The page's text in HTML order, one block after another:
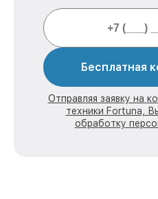
Бесплатная
Отправляя заявку на
техники Fortuna,
обработку